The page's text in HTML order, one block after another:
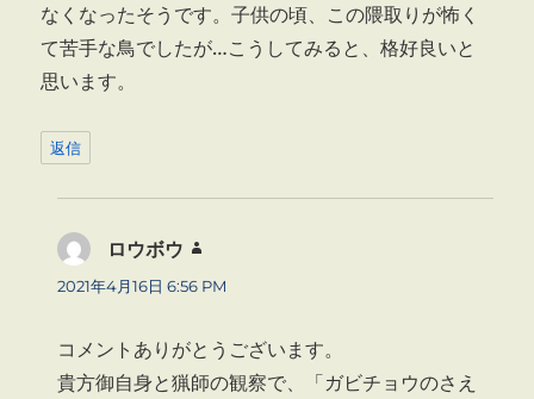
なくなったそうです。子供の頃、この隈取りが怖く
て苦手な鳥でしたが…こうしてみると、格好良いと
思います。
返信
ロウボウ
り:
2021年4月16日 6:56 PM
コメントありがとうございます。
貴方御自身と猟師の観察で、「ガビチョウのさえ